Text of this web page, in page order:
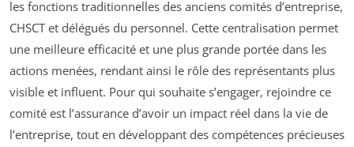
les fonctions traditionnelles des anciens comités d’entreprise,
CHSCT et délégués du personnel. Cette centralisation permet
une meilleure efficacité et une plus grande portée dans les
actions menées, rendant ainsi le rôle des représentants plus
visible et influent. Pour qui souhaite s’engager, rejoindre ce
comité est l’assurance d’avoir un impact réel dans la vie de
l’entreprise, tout en développant des compétences précieuses